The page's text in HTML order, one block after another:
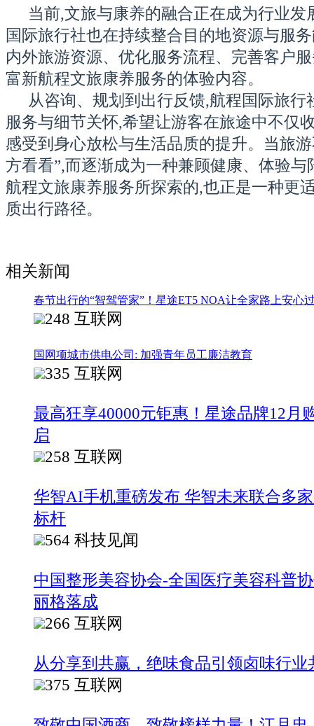
当前,文旅与康养的融合正在成为行业发
国际旅行社也在持续整合目的地资源与服
内外旅游资源、优化服务流程、完善客户
富新航程文旅康养服务的体验内容。
从咨询、规划到出行反馈,航程国际旅行
服务与细节关怀,希望让游客在旅途中不仅
感受到身心放松与生活品质的提升。当旅
方看看”,而逐渐成为一种兼顾健康、体验与
航程文旅康养服务所探索的,也正是一种更
质出行路径。
相关新闻
春节出行的“智驾管家”！星途ET5 NOA让全家路上安心
248 互联网
国网项城市供电公司: 加强青年员工廉洁教育
335 互联网
最高狂享40000元钜惠！星途品牌12月
启
258 互联网
华智AI手机重磅发布 华智未来联合多
标杆
564 科技见闻
中国整形美容协会-全国医疗美容科普
丽格落成
266 互联网
从分享到共赢，绝味食品引领卤味行业
375 互联网